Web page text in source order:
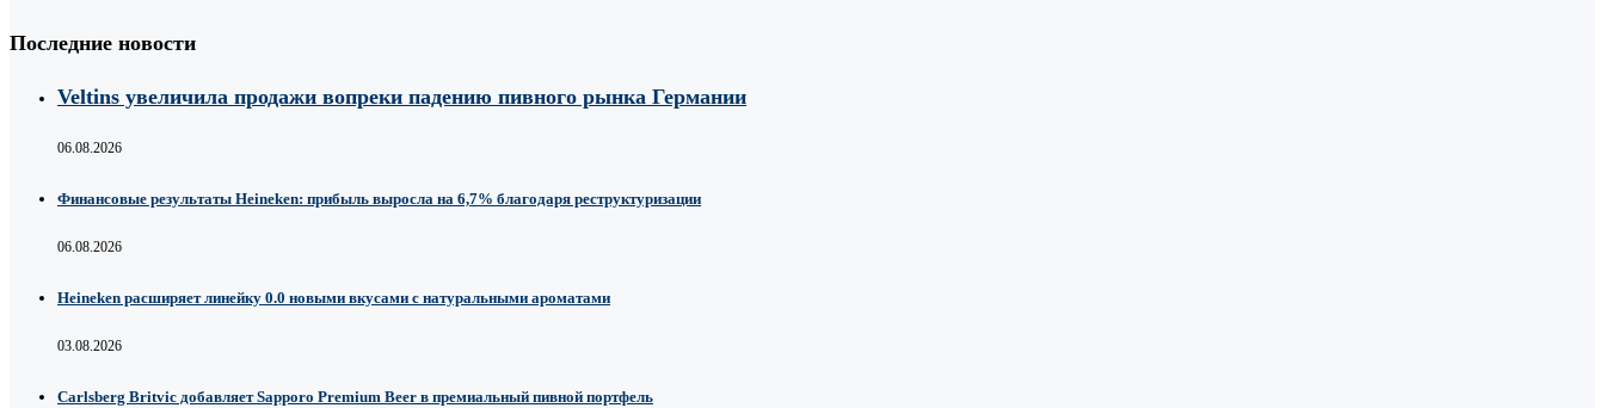
Последние новости
Veltins увеличила продажи вопреки падению пивного рынка Германии
06.08.2026
Финансовые результаты Heineken: прибыль выросла на 6,7% благодаря реструктуризации
06.08.2026
Heineken расширяет линейку 0.0 новыми вкусами с натуральными ароматами
03.08.2026
Carlsberg Britvic добавляет Sapporo Premium Beer в премиальный пивной портфель